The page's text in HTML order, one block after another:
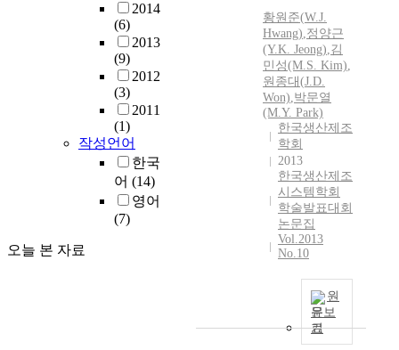
2014
(6)
2013
(9)
2012
(3)
2011
(1)
작성언어
한국
어 (14)
영어
(7)
오늘 본 자료
황원준(W.J.
Hwang),정양근
(Y.K. Jeong),김
민성(M.S. Kim),
원종대(J.D.
Won),박문열
(M.Y. Park)
한국생산제조
학회
2013
한국생산제조
시스템학회
학술발표대회
논문집
Vol.2013
No.10
원
문보
기